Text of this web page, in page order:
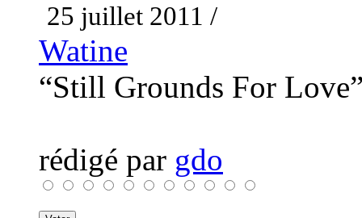
25 juillet 2011 /
Watine
“Still Grounds For
rédigé par gdo